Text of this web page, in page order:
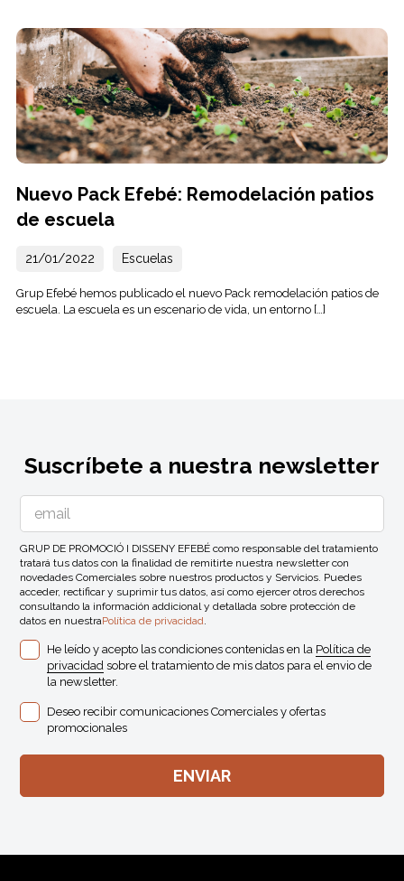
Nuevo Pack Efebé: Remodelación patios
de escuela
21/01/2022 Escuelas
Grup Efebé hemos publicado el nuevo Pack remodelación patios de
escuela. La escuela es un escenario de vida, un entorno […]
Suscríbete a nuestra newsletter
GRUP DE PROMOCIÓ I DISSENY EFEBÉ como responsable del tratamiento
tratará tus datos con la finalidad de remitirte nuestra newsletter con
novedades Comerciales sobre nuestros productos y Servicios. Puedes
acceder, rectificar y suprimir tus datos, así como ejercer otros derechos
consultando la información addicional y detallada sobre protección de
datos en nuestraPolítica de privacidad.
He leído y acepto las condiciones contenidas en la Política de
privacidad sobre el tratamiento de mis datos para el envio de
la newsletter.
Deseo recibir comunicaciones Comerciales y ofertas
promocionales